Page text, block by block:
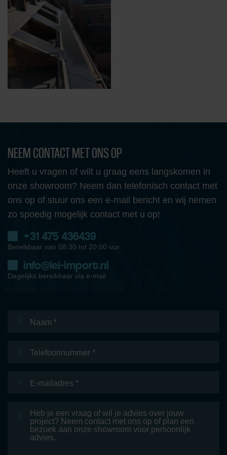
NEEM CONTACT MET ONS OP
Heeft u vragen of wilt u graag eens langskomen in
onze showroom? Neem dan telefonisch contact met
ons op of stuur ons een e-mail bericht en wij nemen
zo spoedig mogelijk contact met u op!
+31 475 436439
Bereikbaar van 08:30 tot 20:00 uur
info@lei-import.nl
Dagelijks bereikbaar via e-mail
mailadres *